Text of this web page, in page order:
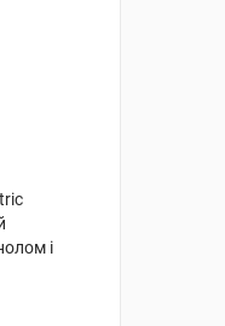
і
стік